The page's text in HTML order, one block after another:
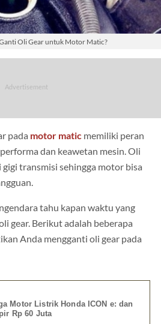
Oli Gear untuk Motor Matic?
pada motor matic memiliki peran
dan keawetan mesin. Oli
transmisi sehingga motor bisa
tahu kapan waktu yang
gear. Berikut adalah beberapa
Anda mengganti oli gear pada
Motor Listrik Honda ICON e: dan
Rp 60 Juta